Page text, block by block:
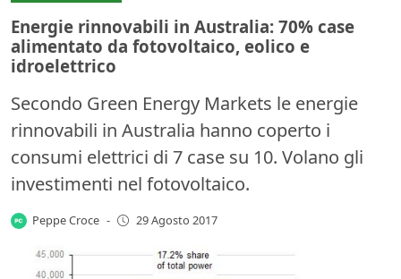
Energie rinnovabili in Australia: 70% case
alimentato da fotovoltaico, eolico e
idroelettrico
Secondo Green Energy Markets le energie
rinnovabili in Australia hanno coperto i
consumi elettrici di 7 case su 10. Volano gli
investimenti nel fotovoltaico.
Peppe Croce - 29 Agosto 2017